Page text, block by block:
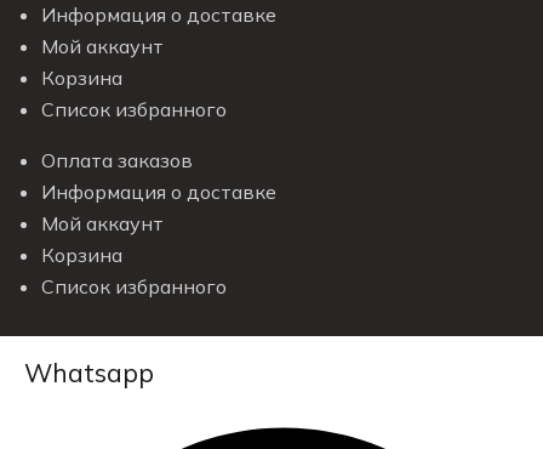
Информация о доставке
Мой аккаунт
Корзина
Список избранного
Оплата заказов
Информация о доставке
Мой аккаунт
Корзина
Список избранного
Whatsapp